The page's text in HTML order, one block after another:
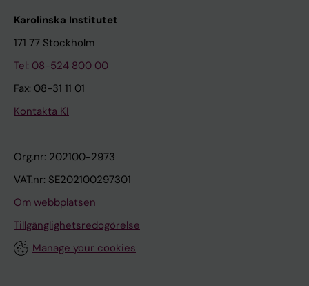
Karolinska Institutet
171 77 Stockholm
Tel: 08-524 800 00
Fax: 08-31 11 01
Kontakta KI
Org.nr: 202100-2973
VAT.nr: SE202100297301
Om webbplatsen
Tillgänglighetsredogörelse
Manage your cookies